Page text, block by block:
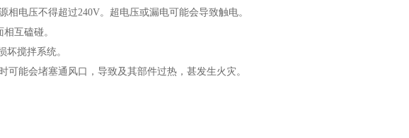
电压不得超过240V。超电压或漏电可能会导致触电。
互磕碰。
搅拌系统。
能会堵塞通风口，导致及其部件过热，甚发生火灾。